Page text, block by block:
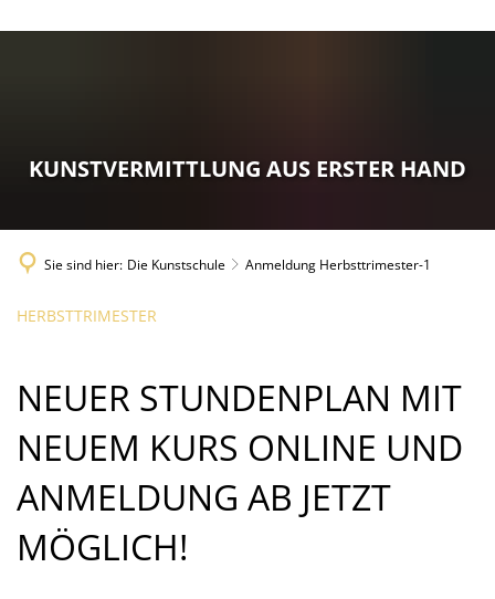
Ziele
Förderverein
Kunstschulfest
Unterricht
Projekte
Kalender
KUNSTVERMITTLUNG AUS ERSTER HAND
Sie sind hier: Die Kunstschule Anmeldung Herbsttrimester-1
HERBSTTRIMESTER
NEUER STUNDENPLAN MIT
NEUEM KURS ONLINE UND
ANMELDUNG AB JETZT
MÖGLICH!